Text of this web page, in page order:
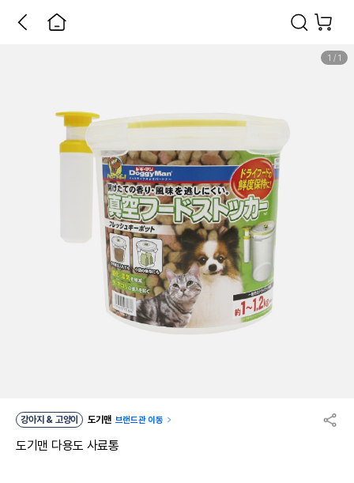
1 / 1
강아지 & 고양이 도기맨 브랜드관 이동
도기맨 다용도 사료통